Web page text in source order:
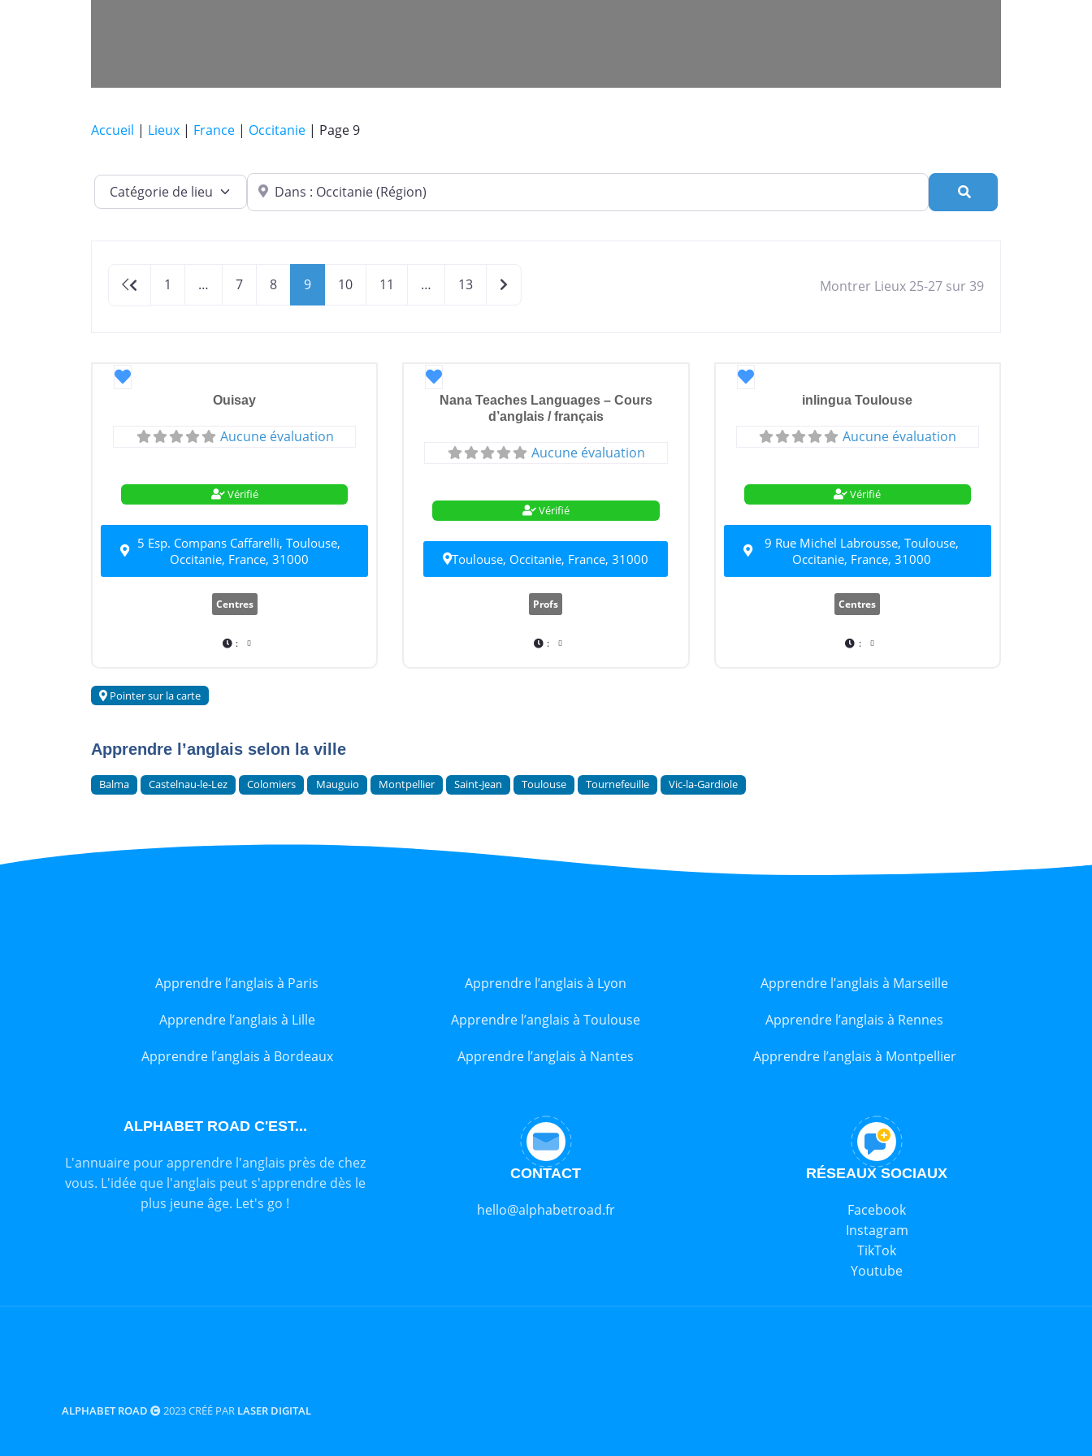
Accueil | Lieux | France | Occitanie | Page 9
Catégorie de lieu Dans quelle ville ?
Rechercher
Newer posts
1 … 7 8 9 10 11 … 13 Older posts Montrer Lieux 25-27 sur 39
Favori
Ouisay
Aucune évaluation
Vérifié
5 Esp. Compans Caffarelli, Toulouse,
Occitanie, France, 31000
Centres
:
Favori
Nana Teaches Languages – Cours
d’anglais / français
Aucune évaluation
Vérifié
Toulouse, Occitanie, France, 31000
Profs
:
Favori
inlingua Toulouse
Aucune évaluation
Vérifié
9 Rue Michel Labrousse, Toulouse,
Occitanie, France, 31000
Centres
:
Pointer sur la carte
Apprendre l’anglais selon la ville
Balma Castelnau-le-Lez Colomiers Mauguio Montpellier Saint-Jean Toulouse Tournefeuille Vic-la-Gardiole
Apprendre l’anglais à Paris Apprendre l’anglais à Lyon Apprendre l’anglais à Marseille
Apprendre l’anglais à Lille Apprendre l’anglais à Toulouse Apprendre l’anglais à Rennes
Apprendre l’anglais à Bordeaux Apprendre l’anglais à Nantes Apprendre l’anglais à Montpellier
ALPHABET ROAD C'EST...
L'annuaire pour apprendre l'anglais près de chez
vous. L'idée que l'anglais peut s'apprendre dès le
plus jeune âge. Let's go !
CONTACT
hello@alphabetroad.fr
RÉSEAUX SOCIAUX
Facebook
Instagram
TikTok
Youtube
ALPHABET ROAD 2023 CRÉÉ PAR LASER DIGITAL